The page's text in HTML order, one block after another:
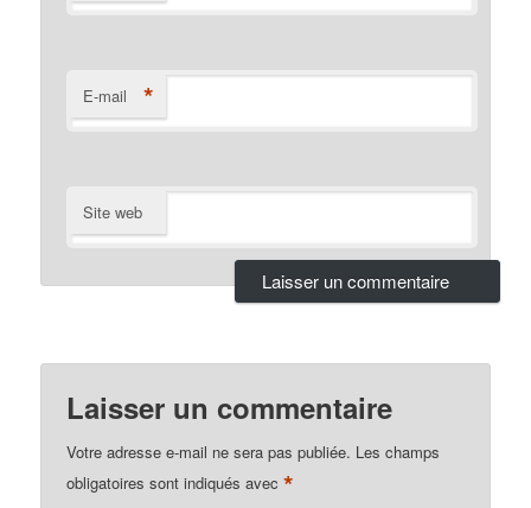
E-mail *
Site web
Laisser un commentaire
Votre adresse e-mail ne sera pas publiée. Les champs
obligatoires sont indiqués avec*